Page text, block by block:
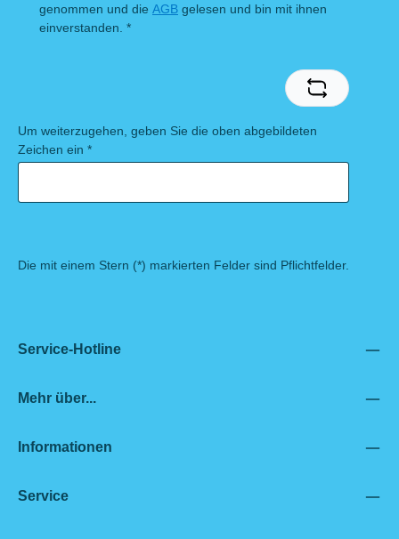
genommen und die AGB gelesen und bin mit ihnen
einverstanden. *
Um weiterzugehen, geben Sie die oben abgebildeten
Zeichen ein *
Die mit einem Stern (*) markierten Felder sind Pflichtfelder.
Service-Hotline
Mehr über...
Informationen
Service